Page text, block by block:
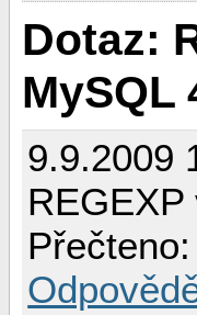
Dotaz:
MySQL
9.9.2009